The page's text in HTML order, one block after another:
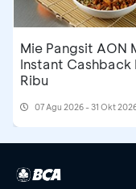
Mie Pangsit AON
Instant Cashback
Ribu
07 Agu 2026 - 31 Okt